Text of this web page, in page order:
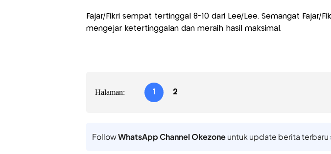
Fajar/Fikri sempat tertinggal 8-10 dari Lee/Lee. Semangat Fajar/
mengejar ketertinggalan dan meraih hasil maksimal.
Halaman: 1 2
FollowWhatsApp Channel Okezoneuntuk update berita terbaru